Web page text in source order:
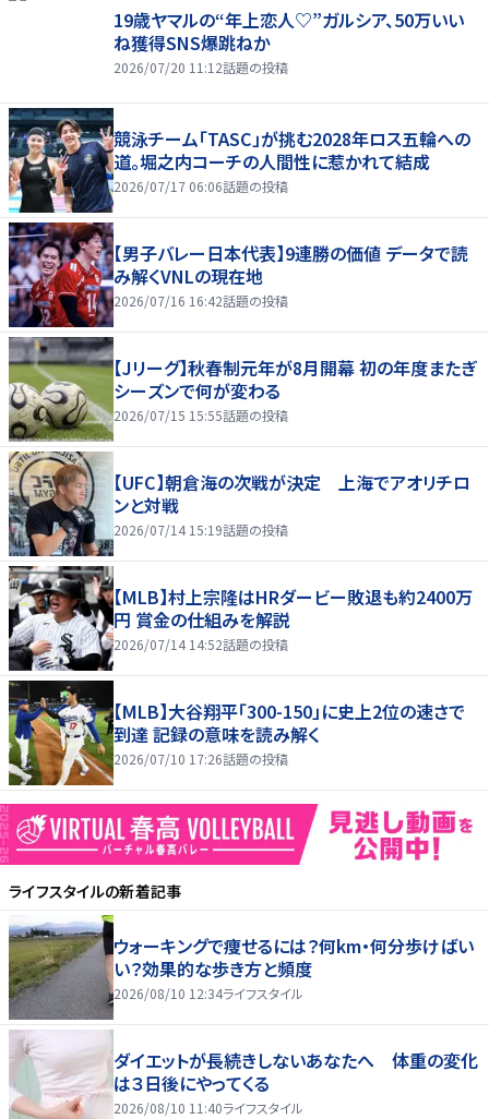
19歳ヤマルの“年上恋人♡”ガルシア、50万いい
ね獲得SNS爆跳ねか
2026/07/20 11:12話題の投稿
競泳チーム「TASC」が挑む2028年ロス五輪への
道。堀之内コーチの人間性に惹かれて結成
2026/07/17 06:06話題の投稿
【男子バレー日本代表】9連勝の価値 データで読
み解くVNLの現在地
2026/07/16 16:42話題の投稿
【Jリーグ】秋春制元年が8月開幕 初の年度またぎ
シーズンで何が変わる
2026/07/15 15:55話題の投稿
【UFC】朝倉海の次戦が決定 上海でアオリチロ
ンと対戦
2026/07/14 15:19話題の投稿
【MLB】村上宗隆はHRダービー敗退も約2400万
円 賞金の仕組みを解説
2026/07/14 14:52話題の投稿
【MLB】大谷翔平「300-150」に史上2位の速さで
到達 記録の意味を読み解く
2026/07/10 17:26話題の投稿
ライフスタイルの新着記事
ウォーキングで痩せるには？何km・何分歩けばい
い？効果的な歩き方と頻度
2026/08/10 12:34ライフスタイル
ダイエットが長続きしないあなたへ 体重の変化
は３日後にやってくる
2026/08/10 11:40ライフスタイル